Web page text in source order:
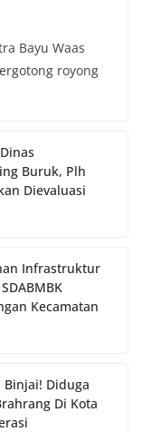
Bayu Waas
royong
Buruk, Plh
Dievaluasi
Infrastruktur
Kecamatan
Binjai! Diduga
Di Kota